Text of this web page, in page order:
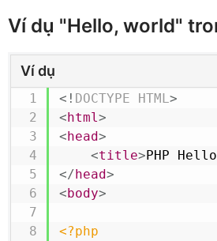
Ví dụ "Hello, world"
Ví dụ
<! DOCTYPE HTML>
<html>
<head>
<title>PHP
</head>
<body>
<?php